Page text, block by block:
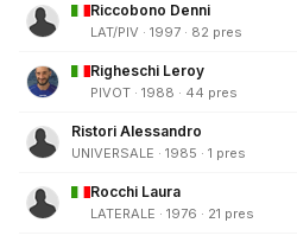
Riccobono Denni
LAT/PIV · 1997 · 82 pres
Righeschi Leroy
PIVOT · 1988 · 44 pres
Ristori Alessandro
UNIVERSALE · 1985 · 1 pres
Rocchi Laura
LATERALE · 1976 · 21 pres